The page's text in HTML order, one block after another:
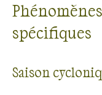
spécifiques
Saison